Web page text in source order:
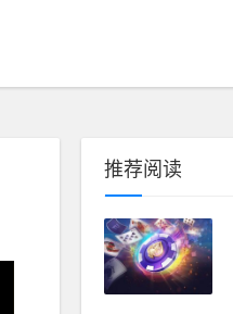
推荐阅读